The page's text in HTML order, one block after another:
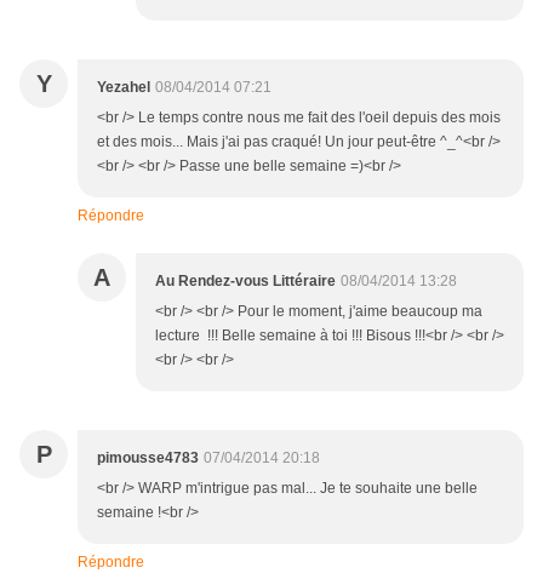
Y Yezahel 08/04/2014 07:21
<br /> Le temps contre nous me fait des l'oeil depuis des mois
et des mois... Mais j'ai pas craqué! Un jour peut-être ^_^<br />
<br /> <br /> Passe une belle semaine =)<br />
Répondre
A Au Rendez-vous Littéraire 08/04/2014 13:28
<br /> <br /> Pour le moment, j'aime beaucoup ma
lecture !!! Belle semaine à toi !!! Bisous !!!<br /> <br />
<br /> <br />
P pimousse4783 07/04/2014 20:18
<br /> WARP m'intrigue pas mal... Je te souhaite une belle
semaine !<br />
Répondre